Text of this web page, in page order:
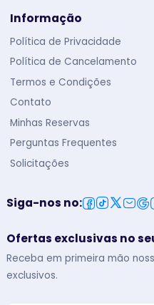
Informação
Política de Privacidade
Política de Cancelamento
Termos e Condições
Contato
Minhas Reservas
Perguntas Frequentes
Solicitações
Siga-nos no:
Ofertas exclusivas no
Receba em primeira mão
exclusivos.